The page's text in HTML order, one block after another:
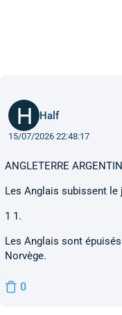
Half
15/07/2026 22:48:17
ANGLETERRE
Les Anglais subissent le
1 1.
Les Anglais sont
Norvège.
0